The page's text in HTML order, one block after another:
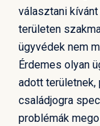
választani
területen
ügyvédek nem
Érdemes olyan
adott területnek,
családjogra
problémák